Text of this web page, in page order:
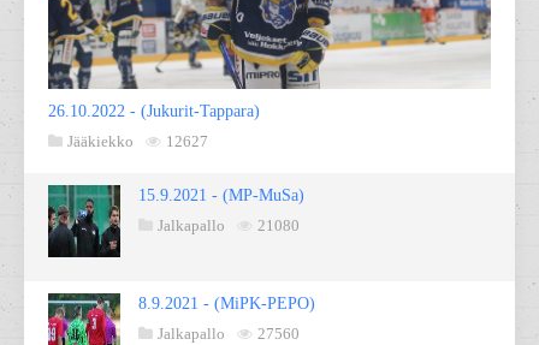
26.10.2022 - (Jukurit-Tappara)
Jääkiekko
12627
15.9.2021 - (MP-MuSa)
Jalkapallo
21080
8.9.2021 - (MiPK-PEPO)
Jalkapallo
27560